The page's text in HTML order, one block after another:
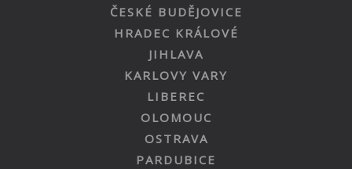
ČESKÉ BUDĚJOVICE
HRADEC KRÁLOVÉ
JIHLAVA
KARLOVY VARY
LIBEREC
OLOMOUC
OSTRAVA
PARDUBICE